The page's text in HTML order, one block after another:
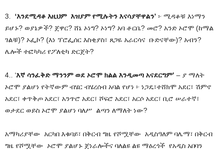
3. ‘እንደሚዳቆ እዚህም እዝያም የሚሉትን እናሳያቸዋልን’ ፦ ሚዳቆቹ እነማን
ይሆኑ? ወያኔዎች? ጀዋር? ሸኔ ኦነግ? ኦነግ? አባ ቶርቤ? መሮ? አንድ ኦሮሞ (ከማል
ገልቹ)? ኦፌኮ? (እነ ፕሮፌሰር እስቂያስ፣ ጸጋዬ አራርሳና ቡድናቸው)? አብን?
ሌሎች ተፎካካሪ የፖለቲካ ድርጀት?
4.. ‘እኛ ሳንፈቅድ ማንንም ወደ ኦሮሞ ክልል እንዲመጣ አናደርግም’ – ያ ማለት
ኦሮሞ ያልሆነ የትኛውም ብሄር ብሄረሰብ አባል የሆነ ፦ ነጋዴ፣ተሸክሞ አደር፣ ሽምኖ
አደር፣ ቀጥቅጦ አደር፣ አንጥሮ አደር፣ ሾፍሮ አደር፣ አርሶ አደር፣ ቢሮ ሠራተኛ፣
ወታደር ወይስ ኦሮሞ ያልሆነ ባለሥ ልጣን ለማለት ነው?
አማካሪያቸው አርካበ እቁባይ፣ በቅርብ ግዜ የሾሟቸው አዲስዓለም ባሌማ፣ በቅርብ
ግዜ የሾሟቸው ኦሮሞ ያልሆኑ ጀነራሎችና ባለልዩ ልዩ ማዕረጎች የአዲስ አበባን